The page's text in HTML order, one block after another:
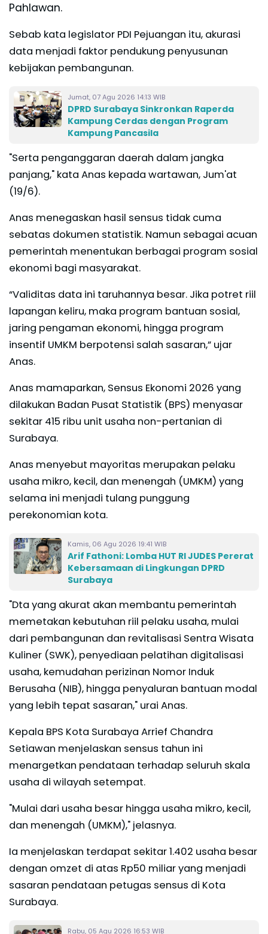
Pahlawan.
Sebab kata legislator PDI Pejuangan itu, akurasi
data menjadi faktor pendukung penyusunan
kebijakan pembangunan.
Jumat, 07 Agu 2026 14:13 WIB
DPRD Surabaya Sinkronkan Raperda
Kampung Cerdas dengan Program
Kampung Pancasila
"Serta penganggaran daerah dalam jangka
panjang," kata Anas kepada wartawan, Jum'at
(19/6).
Anas menegaskan hasil sensus tidak cuma
sebatas dokumen statistik. Namun sebagai acuan
pemerintah menentukan berbagai program sosial
ekonomi bagi masyarakat.
“Validitas data ini taruhannya besar. Jika potret riil
lapangan keliru, maka program bantuan sosial,
jaring pengaman ekonomi, hingga program
insentif UMKM berpotensi salah sasaran,” ujar
Anas.
Anas mamaparkan, Sensus Ekonomi 2026 yang
dilakukan Badan Pusat Statistik (BPS) menyasar
sekitar 415 ribu unit usaha non-pertanian di
Surabaya.
Anas menyebut mayoritas merupakan pelaku
usaha mikro, kecil, dan menengah (UMKM) yang
selama ini menjadi tulang punggung
perekonomian kota.
Kamis, 06 Agu 2026 19:41 WIB
Arif Fathoni: Lomba HUT RI JUDES Pererat
Kebersamaan di Lingkungan DPRD
Surabaya
"Dta yang akurat akan membantu pemerintah
memetakan kebutuhan riil pelaku usaha, mulai
dari pembangunan dan revitalisasi Sentra Wisata
Kuliner (SWK), penyediaan pelatihan digitalisasi
usaha, kemudahan perizinan Nomor Induk
Berusaha (NIB), hingga penyaluran bantuan modal
yang lebih tepat sasaran," urai Anas.
Kepala BPS Kota Surabaya Arrief Chandra
Setiawan menjelaskan sensus tahun ini
menargetkan pendataan terhadap seluruh skala
usaha di wilayah setempat.
"Mulai dari usaha besar hingga usaha mikro, kecil,
dan menengah (UMKM)," jelasnya.
Ia menjelaskan terdapat sekitar 1.402 usaha besar
dengan omzet di atas Rp50 miliar yang menjadi
sasaran pendataan petugas sensus di Kota
Surabaya.
Rabu, 05 Agu 2026 16:53 WIB